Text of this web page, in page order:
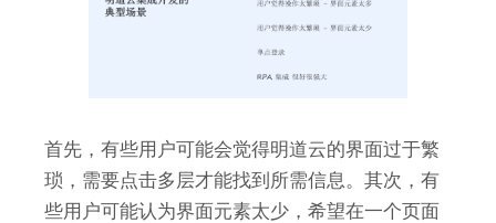
首先，有些用户可能会觉得明道云的界面过于繁
琐，需要点击多层才能找到所需信息。其次，有
些用户可能认为界面元素太少，希望在一个页面